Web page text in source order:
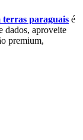
paraguais é
dados, aproveite
premium,